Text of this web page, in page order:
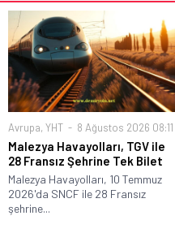
Avrupa, YHT 8 Ağustos 2026 08:11
Malezya Havayolları, TGV ile
28 Fransız Şehrine Tek Bilet
Malezya Havayolları, 10 Temmuz
2026'da SNCF ile 28 Fransız
şehrine...